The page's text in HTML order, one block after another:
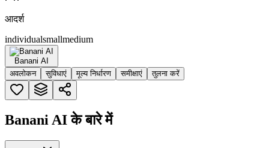
आदर्श
individualsmallmedium
Banani AI
अवलोकन
सुविधाएं मूल्य निर्धारण समीक्षाएं तुलना करें
Banani AI के बारे में